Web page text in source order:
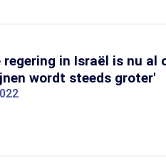
regering in Israël is nu al
wordt steeds groter'